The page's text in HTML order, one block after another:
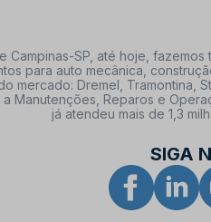
SP, até hoje,
para auto mecânica,
mercado: Dremel, Tramontina,
Manutenções, Reparos e
já atendeu mais de 1,3
SIGA